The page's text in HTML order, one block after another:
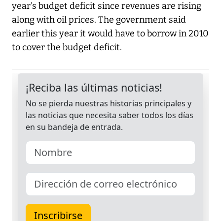
year's budget deficit since revenues are rising
along with oil prices. The government said
earlier this year it would have to borrow in 2010
to cover the budget deficit.